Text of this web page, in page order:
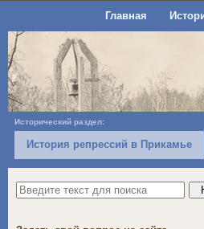
Главная
Исторический раздел:
История репрессий в Прикамье